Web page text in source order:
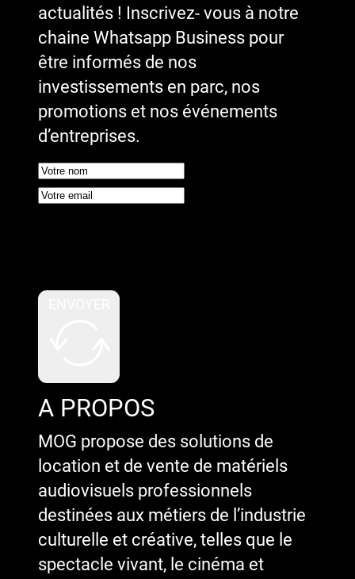
actualités ! Inscrivez- vous à notre
chaine Whatsapp Business pour
être informés de nos
investissements en parc, nos
promotions et nos événements
d’entreprises.
A PROPOS
MOG propose des solutions de
location et de vente de matériels
audiovisuels professionnels
destinées aux métiers de l’industrie
culturelle et créative, telles que le
spectacle vivant, le cinéma et